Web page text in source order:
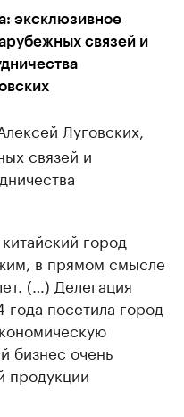
эксклюзивное
связей и
Алексей Луговских,
связей и
город
в прямом смысле
(…) Делегация
посетила город
бизнес очень
продукции